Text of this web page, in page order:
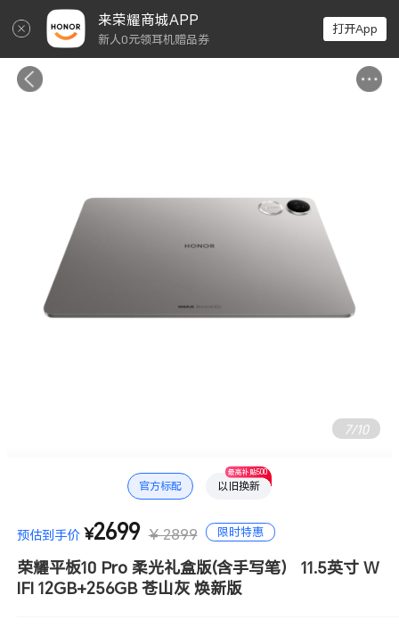
来荣耀商城APP
新人0元领耳机赠品券
打开App
8/10
官方标配 以旧换新
最高补贴500
预估到手价 ¥2699 ¥ 2899 限时特惠
荣耀平板10 Pro 柔光礼盒版(含手写笔） 11.5英寸 W
IFI 12GB+256GB 苍山灰 焕新版